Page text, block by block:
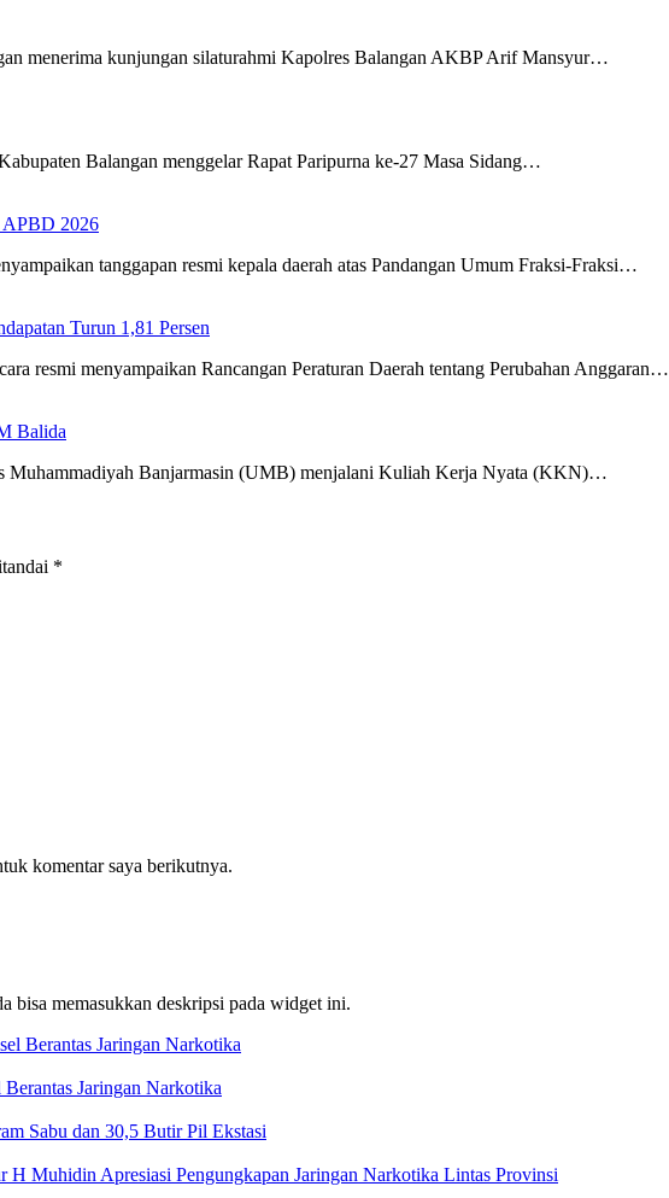
menerima kunjungan silaturahmi Kapolres Balangan AKBP Arif Mansyur…
Balangan menggelar Rapat Paripurna ke-27 Masa Sidang…
APBD 2026
tanggapan resmi kepala daerah atas Pandangan Umum Fraksi-Fraksi…
Turun 1,81 Persen
resmi menyampaikan Rancangan Peraturan Daerah tentang Perubahan Anggaran…
Balida
Muhammadiyah Banjarmasin (UMB) menjalani Kuliah Kerja Nyata (KKN)…
*
komentar saya berikutnya.
bisa memasukkan deskripsi pada widget ini.
Jaringan Narkotika
Sabu dan 30,5 Butir Pil Ekstasi
H Muhidin Apresiasi Pengungkapan Jaringan Narkotika Lintas Provinsi